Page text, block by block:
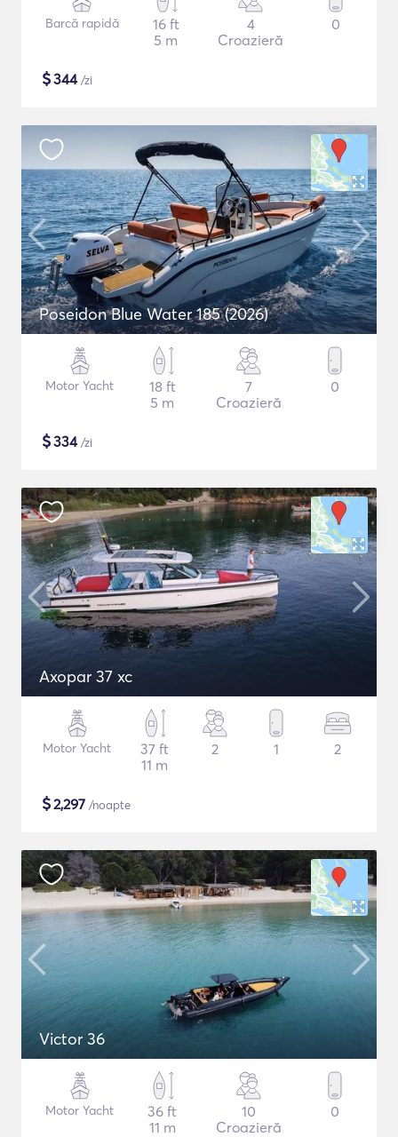
Barcă rapidă
16 ft
5 m
4
Croazieră
0
$344/zi
Poseidon Blue Water 185 (2026)
Motor Yacht
18 ft
5 m
7
Croazieră
0
$334/zi
Axopar 37 xc
Motor Yacht
37 ft
11 m
2 1 2
$2,297 /noapte
Victor 36
Motor Yacht
36 ft
11 m
10
Croazieră
0